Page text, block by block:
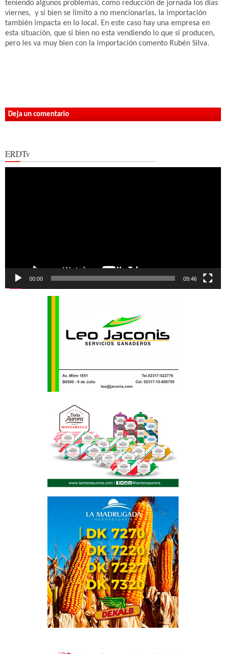
teniendo algunos problemas, como reducción de jornada los días
viernes, y si bien se limito a no mencionarlas, la importación
también impacta en lo local. En este caso hay una empresa en
esta situación, que si bien no esta vendiendo lo que si producen,
pero les va muy bien con la importación comento Rubén Silva.
Deja un comentario
ERDTv
00:00 09:46